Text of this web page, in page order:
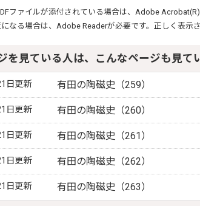
ファイルが添付されている場合は、 Adobe Acrobat(R)
なる場合は、 Adobe Readerが必要です。正しく表示
を見ている人は、こんなページも見て
日更新 有田の陶磁史（259）
日更新 有田の陶磁史（260）
日更新 有田の陶磁史（261）
日更新 有田の陶磁史（262）
日更新 有田の陶磁史（263）